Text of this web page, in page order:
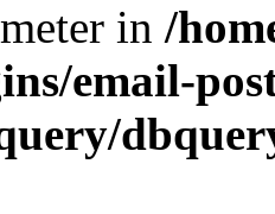
in /
email-